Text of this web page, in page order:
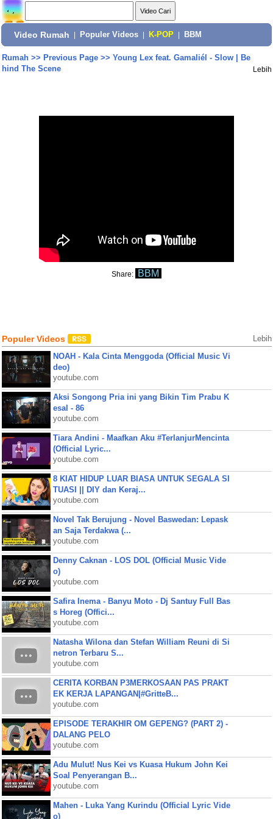
Video Rumah Populer Videos K-POP BBM
Rumah>> Previous Page>> Young Lex feat. Gamaliél - Slow | Be
hind The Scene
Lebih
Share: BBM
Populer Videos Lebih
NOAH - Kala Cinta Menggoda (Official Music Vi
deo)
youtube.com
Aksi Songong Pria ini yang Bikin Tim Prabu K
esal - 86
youtube.com
Tiara Andini - Maafkan Aku #TerlanjurMencinta
(Official Lyric...
youtube.com
8 KIAT HIDUP LUAR BIASA UNTUK SEGALA SI
TUASI || DIY dan Keraj...
youtube.com
Novel Tak Berujung - Novel Baswedan: Lepask
an Saja Terdakwa (...
youtube.com
Denny Caknan - LOS DOL (Official Music Vide
o)
youtube.com
Safira Inema - Banyu Moto - Dj Santuy Full Bas
s Horeg (Offici...
youtube.com
Natasha Wilona dan Stefan William Reuni di Si
netron Terbaru S...
youtube.com
CERITA KORBAN P3MERKOSAAN PAS PRAKT
EK KERJA LAPANGAN|#GritteB...
youtube.com
EPISODE TERAKHIR OM GEPENG? (PART 2) -
DALANG PELO
youtube.com
Adu Mulut! Nus Kei vs Kuasa Hukum John Kei
Soal Penyerangan B...
youtube.com
Mahen - Luka Yang Kurindu (Official Lyric Vide
o)